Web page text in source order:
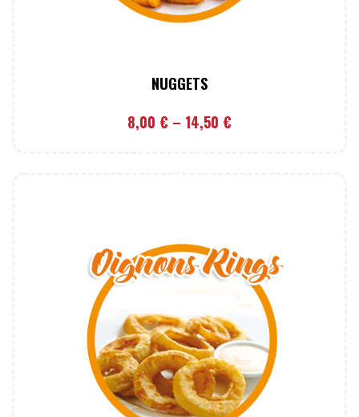
NUGGETS
8,00 € – 14,50 €